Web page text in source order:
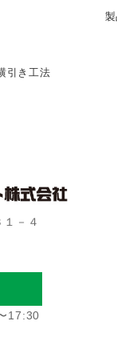
引き工法
－４
17:30